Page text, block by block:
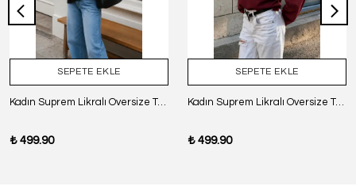
SEPETE EKLE
Kadın Suprem Likralı Oversize T-Shirt - SİYAH
₺ 499.90
SEPETE EKLE
Kadın Suprem Likralı Oversize T-Shirt - BORDO
₺ 499.90